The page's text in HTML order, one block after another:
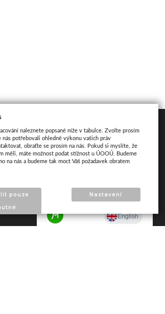
Mapa
naleznete popsané níže v tabulce. Zvolte prosím
potřebovali ohledně výkonu vašich práv
obraťte se prosím na nás. Pokud si myslíte, že
měli, máte možnost podat stížnost u ÚOOÚ. Budeme
na nás a budeme tak moct Váš požadavek obratem
pouze
Nastavení